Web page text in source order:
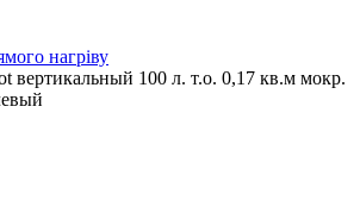
нагріву
вертикальный 100 л. т.о. 0,17 кв.м мокр.